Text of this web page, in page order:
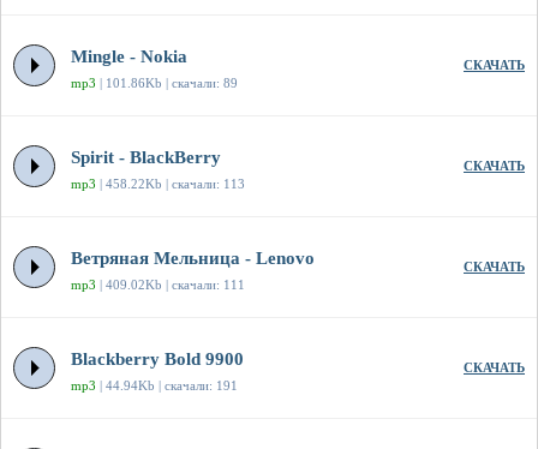
Mingle - Nokia
mp3 | 101.86Kb | скачали: 89
СКАЧАТЬ
Spirit - BlackBerry
mp3 | 458.22Kb | скачали: 113
СКАЧАТЬ
Ветряная Мельница - Lenovo
mp3 | 409.02Kb | скачали: 111
СКАЧАТЬ
Blackberry Bold 9900
mp3 | 44.94Kb | скачали: 191
СКАЧАТЬ